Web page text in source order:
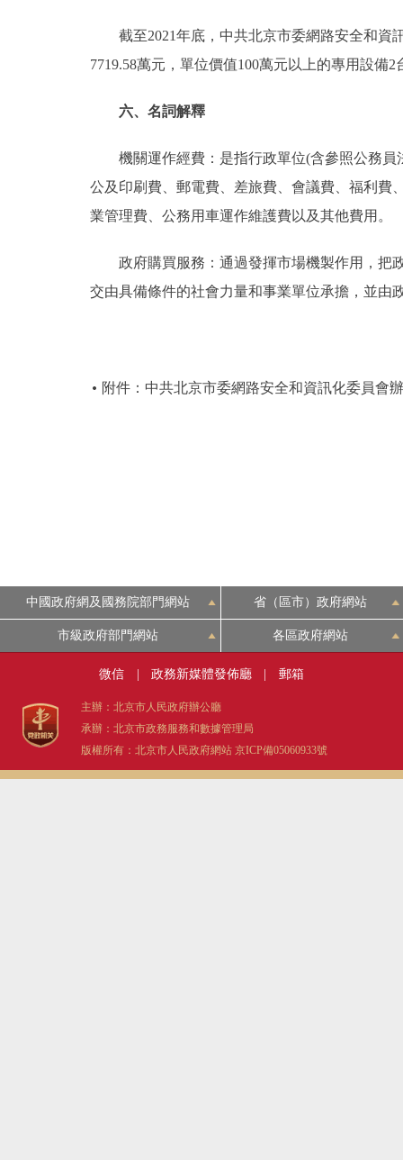
截至2021年底，中共北京市委網路安全和資訊
7719.58萬元，單位價值100萬元以上的專用設備2
六、名詞解釋
機關運作經費：是指行政單位(含參照公務員
公及印刷費、郵電費、差旅費、會議費、福利費
業管理費、公務用車運作維護費以及其他費用。
政府購買服務：通過發揮市場機製作用，把政
交由具備條件的社會力量和事業單位承擔，並由
附件：中共北京市委網路安全和資訊化委員會
中國政府網及國務院部門網站 省（區市）政府網站
市級政府部門網站 各區政府網站
微信 政務新媒體發佈廳 郵箱
主辦：北京市人民政府辦公廳
承辦：北京市政務服務和數據管理局
版權所有：北京市人民政府網站 京ICP備05060933號